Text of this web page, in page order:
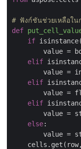
# ฟังก์ชันช่วยเหลือใน
def
if
value =
elif
value =
elif
value =
elif
value =
else:
value =